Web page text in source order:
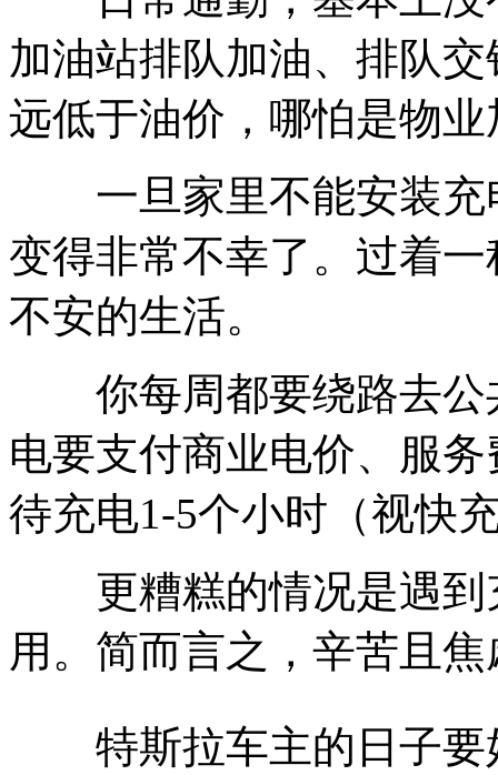
加油站排队加油、排队
远低于油价，哪怕是物业
一旦家里不能安装充
变得非常不幸了。过着
不安的生活。
你每周都要绕路去公
电要支付商业电价、服
待充电1-5个小时（视快
更糟糕的情况是遇到
用。简而言之，辛苦且焦
特斯拉车主的日子要